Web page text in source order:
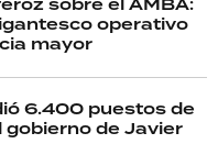
sobre el AMBA:
operativo
mayor
6.400 puestos de
gobierno de Javier